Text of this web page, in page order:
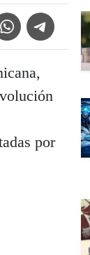
Icon
Telegram Icon
por